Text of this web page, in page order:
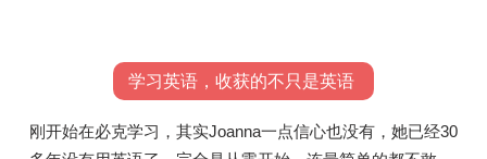
学习英语，收获的不只是英语
刚开始在必克学习，其实Joanna一点信心也没有，她已经30